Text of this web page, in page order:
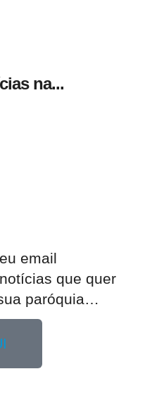
na...
email​
que quer
paróquia…